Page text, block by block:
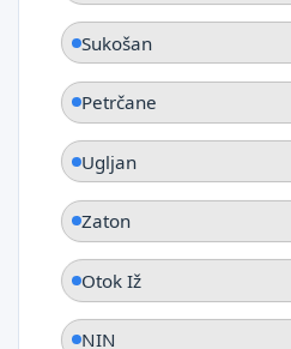
Sukošan
Petrčane
Ugljan
Zaton
Otok Iž
NIN